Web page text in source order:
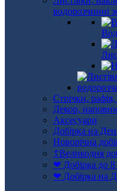
водорозчинні
Стрічки,
Декор,
Аксесуари
Добірка на
Новорічна
☦Великодня
❤ Добірка до 8
❤ Добірка на